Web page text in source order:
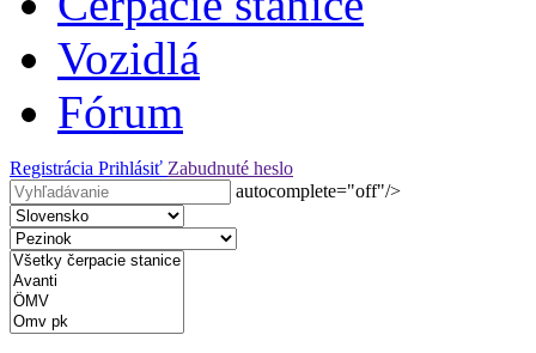
Vozidlá
Fórum
Registrácia Prihlásiť Zabudnuté heslo
autocomplete="off"/>